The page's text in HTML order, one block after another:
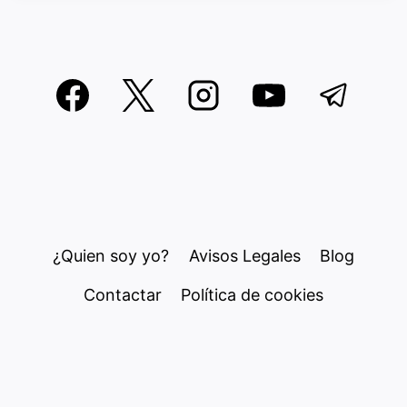
¿Quien soy yo? Avisos Legales Blog
Contactar Política de cookies